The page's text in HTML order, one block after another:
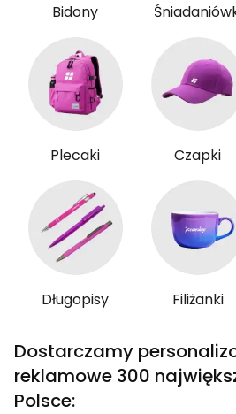
Bidony
Plecaki Czapki
Długopisy Filiżanki
Dostarczamy
reklamowe 300
Polsce: